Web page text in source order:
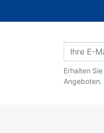
Erhalten
Angeboten.